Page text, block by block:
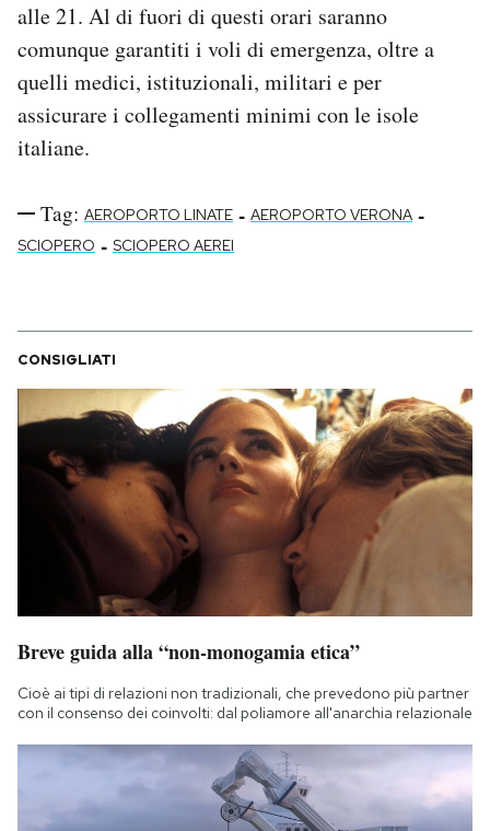
alle 21. Al di fuori di questi orari saranno
comunque garantiti i voli di emergenza, oltre a
quelli medici, istituzionali, militari e per
assicurare i collegamenti minimi con le isole
italiane.
Tag: AEROPORTO LINATE - AEROPORTO VERONA -
SCIOPERO - SCIOPERO AEREI
CONSIGLIATI
Breve guida alla “non-monogamia etica”
Cioè ai tipi di relazioni non tradizionali, che prevedono più partner
con il consenso dei coinvolti: dal poliamore all'anarchia relazionale